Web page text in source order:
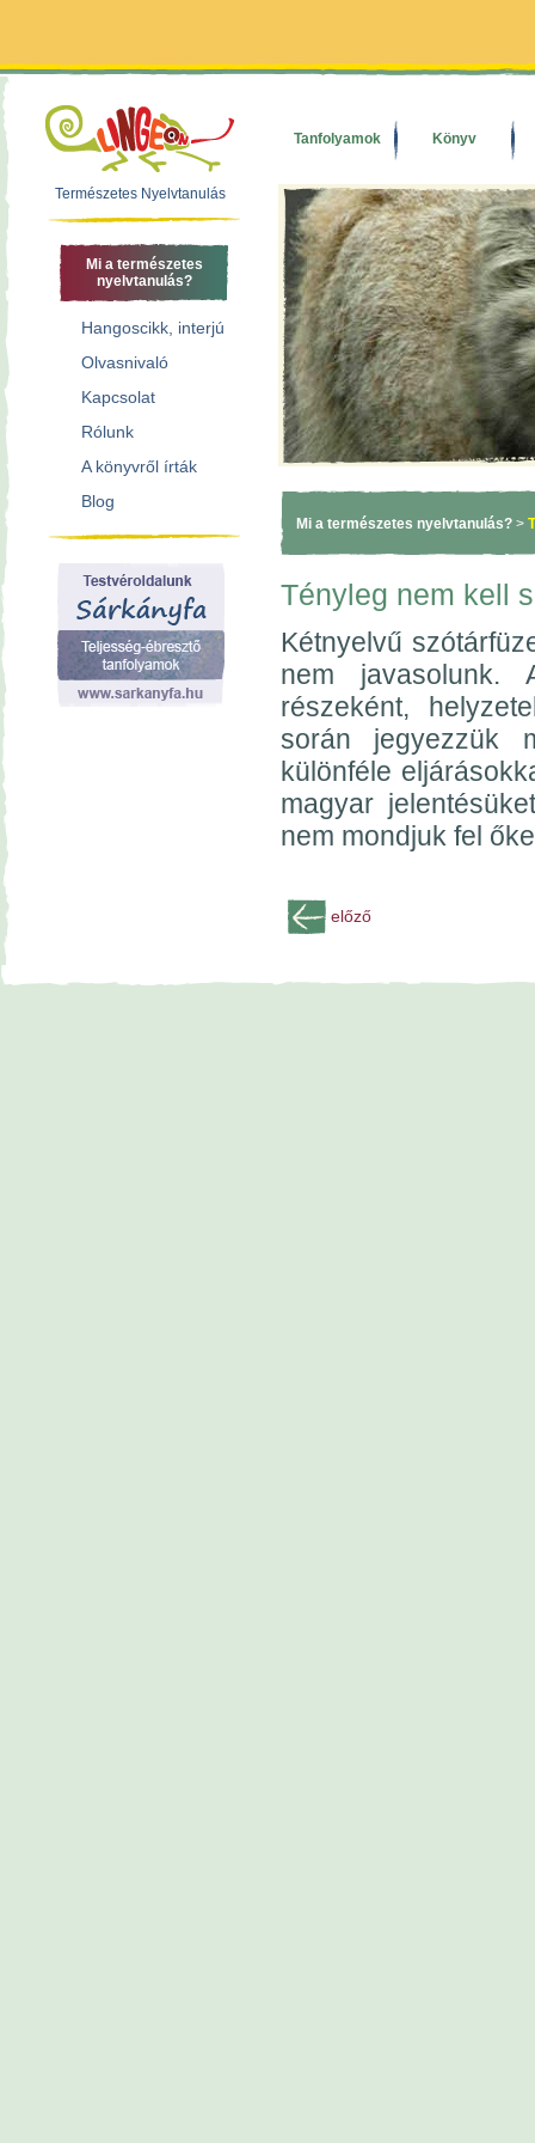
Természetes Nyelvtanulás
Mi a természetes
nyelvtanulás?
Hangoscikk, interjú
Olvasnivaló
Kapcsolat
Rólunk
A könyvről írták
Blog
Tanfolyamok Könyv
Mi a természetes nyelvtanulás? >
Tényleg nem kell
Kétnyelvű
nem javasolunk.
részeként,
során jegyezzük
különféle
magyar
nem mondjuk fel
előző